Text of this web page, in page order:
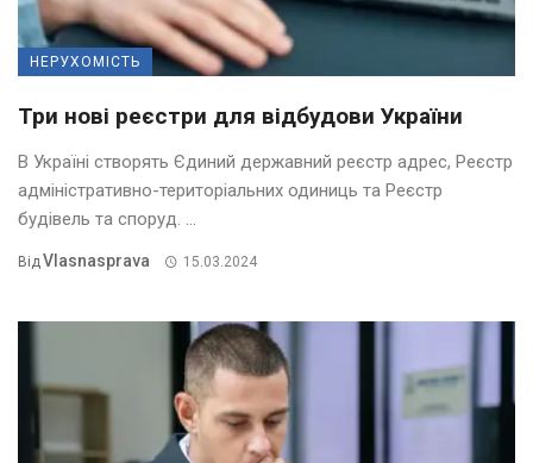
НЕРУХОМІСТЬ
Три нові реєстри для відбудови України
В Україні створять Єдиний державний реєстр адрес, Реєстр
адміністративно-територіальних одиниць та Реєстр
будівель та споруд. ...
Від Vlasnasprava 15.03.2024